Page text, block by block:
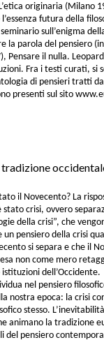
originaria (Milano
futura della
sull’enigma
la parola del pensiero
Pensare il nulla.
Fra i testi curati, si
di pensieri tratti
presenti sul sito
il Novecento? La
stato crisi, ovvero
della crisi”, che
pensiero della crisi
si separa e che il
non come mero
dell’Occidente.
nel pensiero
nostra epoca: la crisi
stesso.
animano la tradizione
del pensiero